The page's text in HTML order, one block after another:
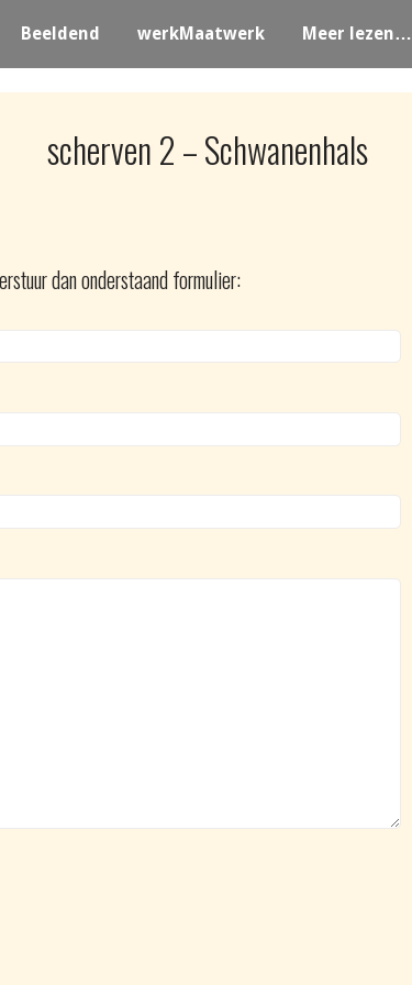
Beeldend werkMaatwerk Meer lezen…
scherven 2 – Schwanenhals
dan onderstaand formulier: